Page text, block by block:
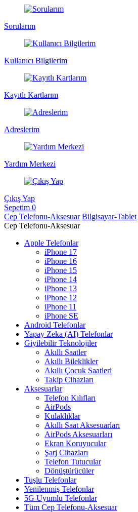
Sorularım
Kullanıcı Bilgilerim
Kayıtlı Kartlarım
Adreslerim
Yardım Merkezi
Çıkış Yap
Sepetim 0
Cep Telefonu-Aksesuar Bilgisayar-Tablet
Cep Telefonu-Aksesuar
Apple Telefonlar
iPhone 17
iPhone 16
iPhone 15
iPhone 14
iPhone 13
iPhone 12
iPhone 11
iPhone SE
Android Telefonlar
Yapay Zeka (AI) Telefonlar
Giyilebilir Teknolojiler
Akıllı Saatler
Akıllı Bileklikler
Akıllı Çocuk Saatleri
Takip Cihazları
Aksesuarlar
Telefon Kılıfları
AirPods
Kulaklıklar
Akıllı Saat Aksesuarları
AirPods Aksesuarları
Ekran Koruyucular
Şarj Cihazları
Telefon Tutucular
Dönüştürücüler
Tuşlu Telefonlar
Yenilenmiş Telefonlar
5G Uyumlu Telefonlar
Tüm Cep Telefonu-Aksesuar